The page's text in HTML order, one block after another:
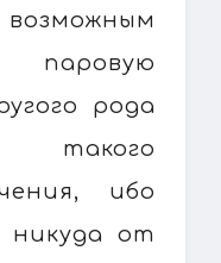
паровую
рода
ибо
никуда от